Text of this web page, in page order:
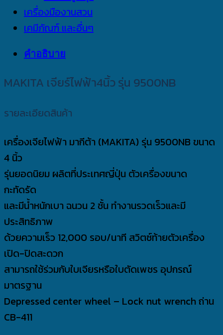
เครื่องมืองานสวน
เคมีภัณฑ์ และอื่นๆ
คำอธิบาย
MAKITA เจียร์ไฟฟ้า4นิ้ว รุ่น 9500NB
รายละเอียดสินค้า
เครื่องเจียไฟฟ้า มากีต้า (MAKITA) รุ่น 9500NB ขนาด
4 นิ้ว
รุ่นยอดนิยม ผลิตที่ประเทศญี่ปุ่น ตัวเครื่องขนาด
กะทัดรัด
และมีน้ำหนักเบา ฉนวน 2 ชั้น ทำงานรวดเร็วและมี
ประสิทธิภาพ
ด้วยความเร็ว 12,000 รอบ/นาที สวิตซ์ท้ายตัวเครื่อง
เปิด-ปิดสะดวก
สามารถใช้ร่วมกับใบเจียรหรือใบตัดเพชร อุปกรณ์
มาตรฐาน
Depressed center wheel – Lock nut wrench ถ่าน
CB-411